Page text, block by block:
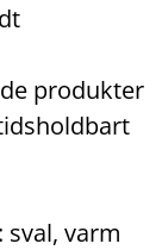
produkter
sval, varm